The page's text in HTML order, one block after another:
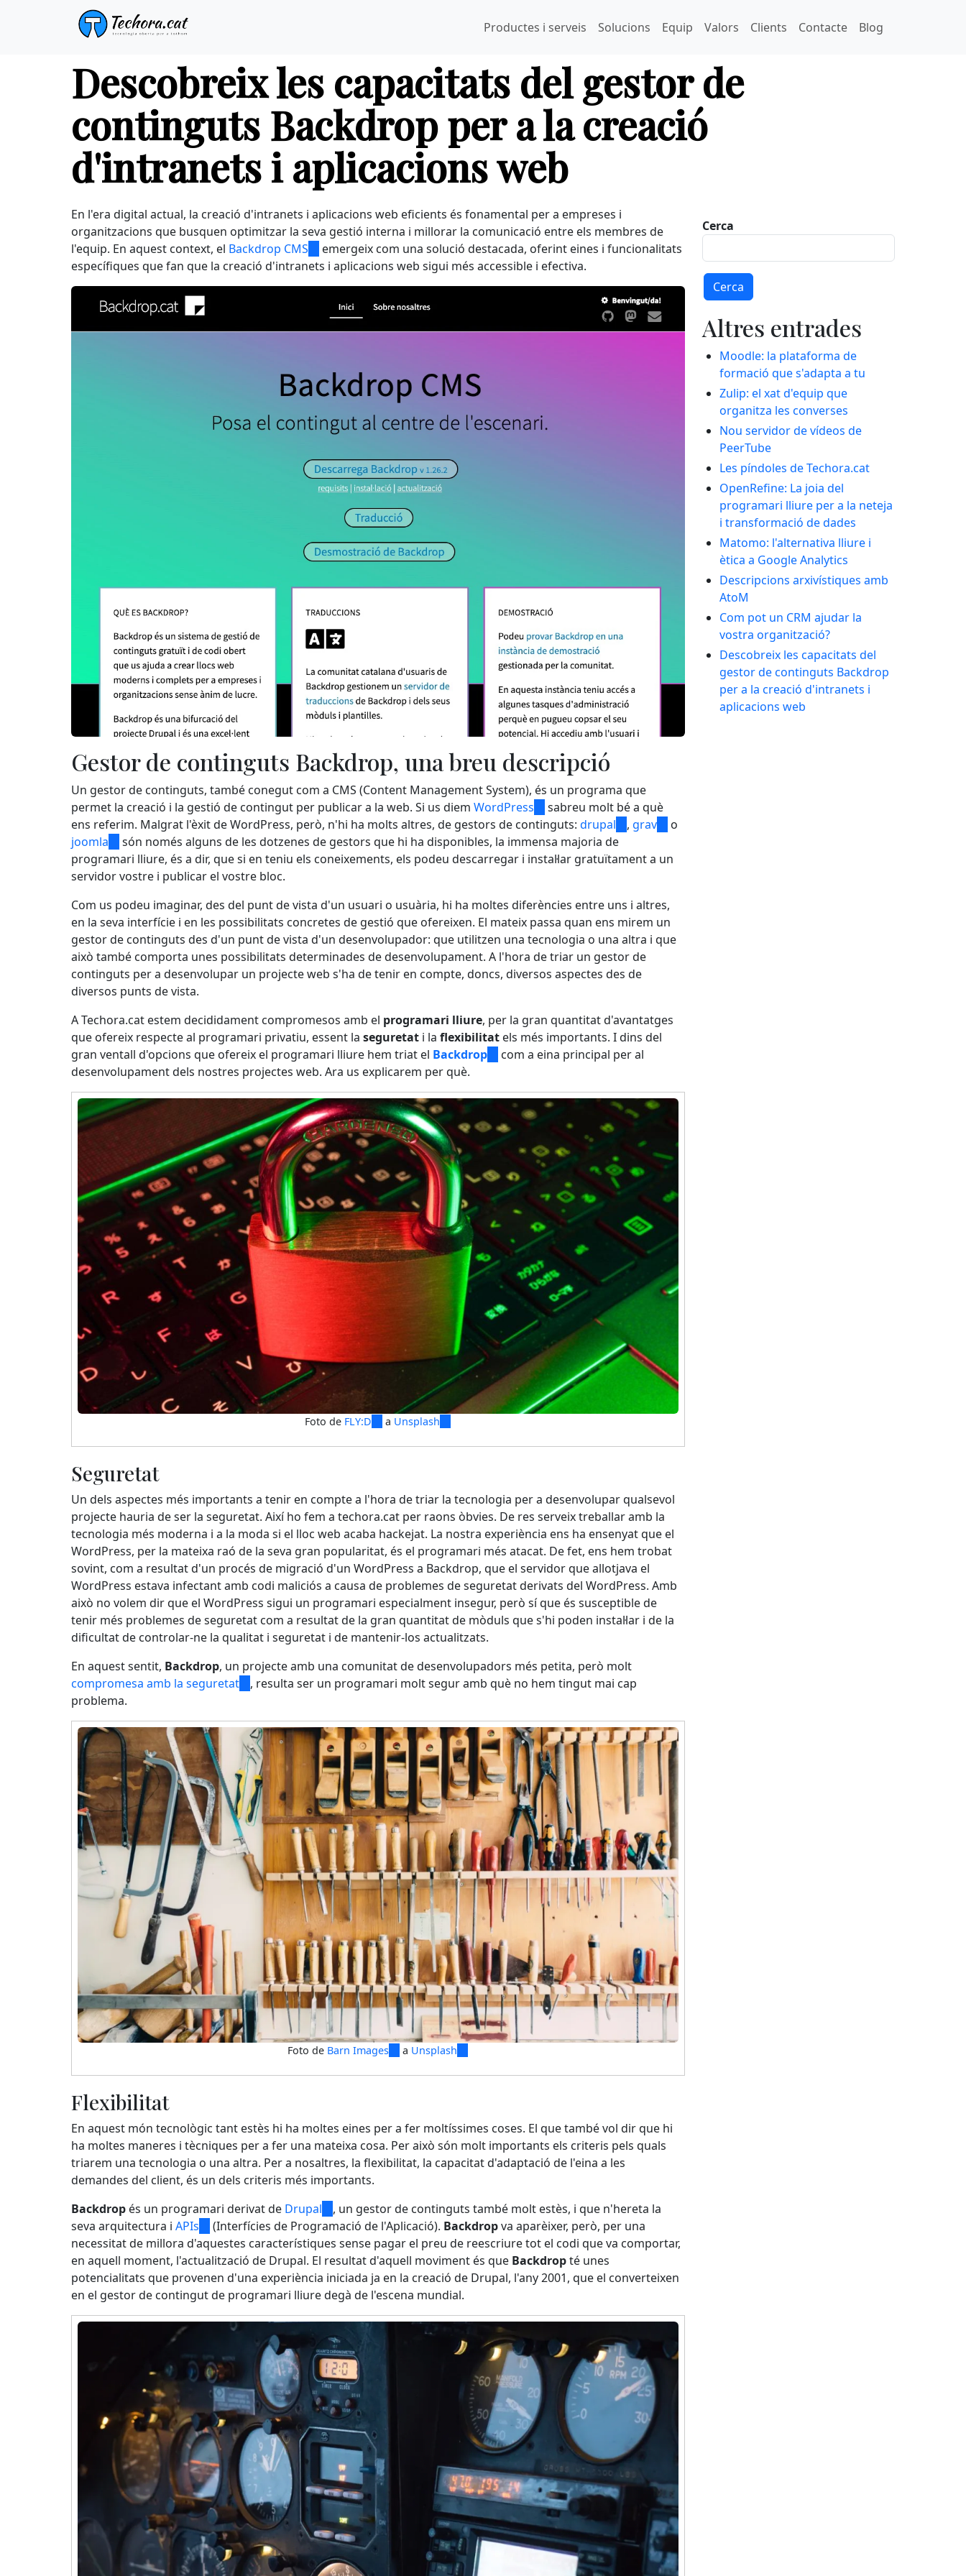
Productes i serveis Solucions Equip Valors Clients Contacte Blog
Descobreix les capacitats del gestor de
continguts Backdrop per a la creació
d'intranets i aplicacions web
En l'era digital actual, la creació d'intranets i aplicacions web eficients és fonamental per a empreses i
organitzacions que busquen optimitzar la seva gestió interna i millorar la comunicació entre els membres de
l'equip. En aquest context, el Backdrop CMS (link
is
external)
emergeix com una solució destacada, oferint eines i funcionalitats
específiques que fan que la creació d'intranets i aplicacions web sigui més accessible i efectiva.
Gestor de continguts Backdrop, una breu descripció
Un gestor de continguts, també conegut com a CMS (Content Management System), és un programa que
permet la creació i la gestió de contingut per publicar a la web. Si us diem WordPress (link
is
external)
sabreu molt bé a què
ens referim. Malgrat l'èxit de WordPress, però, n'hi ha molts altres, de gestors de continguts: drupal (link
is
external)
, grav (link
external)
o
joomla (link
is
external)
són només alguns de les dotzenes de gestors que hi ha disponibles, la immensa majoria de
programari lliure, és a dir, que si en teniu els coneixements, els podeu descarregar i instal·lar gratuïtament a un
servidor vostre i publicar el vostre bloc.
Com us podeu imaginar, des del punt de vista d'un usuari o usuària, hi ha moltes diferències entre uns i altres,
en la seva interfície i en les possibilitats concretes de gestió que ofereixen. El mateix passa quan ens mirem un
gestor de continguts des d'un punt de vista d'un desenvolupador: que utilitzen una tecnologia o una altra i que
això també comporta unes possibilitats determinades de desenvolupament. A l'hora de triar un gestor de
continguts per a desenvolupar un projecte web s'ha de tenir en compte, doncs, diversos aspectes des de
diversos punts de vista.
A Techora.cat estem decididament compromesos amb el programari lliure, per la gran quantitat d'avantatges
que ofereix respecte al programari privatiu, essent la seguretat i la flexibilitat els més importants. I dins del
gran ventall d'opcions que ofereix el programari lliure hem triat el Backdrop (link
external)
com a eina principal per al
desenvolupament dels nostres projectes web. Ara us explicarem per què.
Foto de FLY:D (link
a Unsplash
Seguretat
Un dels aspectes més importants a tenir en compte a l'hora de triar la tecnologia per a desenvolupar qualsevol
projecte hauria de ser la seguretat. Així ho fem a techora.cat per raons òbvies. De res serveix treballar amb la
tecnologia més moderna i a la moda si el lloc web acaba hackejat. La nostra experiència ens ha ensenyat que el
WordPress, per la mateixa raó de la seva gran popularitat, és el programari més atacat. De fet, ens hem trobat
sovint, com a resultat d'un procés de migració d'un WordPress a Backdrop, que el servidor que allotjava el
WordPress estava infectant amb codi maliciós a causa de problemes de seguretat derivats del WordPress. Amb
això no volem dir que el WordPress sigui un programari especialment insegur, però sí que és susceptible de
tenir més problemes de seguretat com a resultat de la gran quantitat de mòduls que s'hi poden instal·lar i de la
dificultat de controlar-ne la qualitat i seguretat i de mantenir-los actualitzats.
En aquest sentit, Backdrop, un projecte amb una comunitat de desenvolupadors més petita, però molt
compromesa amb la seguretat (link
external)
, resulta ser un programari molt segur amb què no hem tingut mai cap
problema.
Foto de Barn Images (link
a Unsplash
Flexibilitat
En aquest món tecnològic tant estès hi ha moltes eines per a fer moltíssimes coses. El que també vol dir que hi
ha moltes maneres i tècniques per a fer una mateixa cosa. Per això són molt importants els criteris pels quals
triarem una tecnologia o una altra. Per a nosaltres, la flexibilitat, la capacitat d'adaptació de l'eina a les
demandes del client, és un dels criteris més importants.
Backdrop és un programari derivat de Drupal (link
is
external)
, un gestor de continguts també molt estès, i que n'hereta la
seva arquitectura i APIs (link
is
external)
(Interfícies de Programació de l'Aplicació). Backdropva aparèixer, però, per una
necessitat de millora d'aquestes característiques sense pagar el preu de reescriure tot el codi que va comportar,
en aquell moment, l'actualització de Drupal. El resultat d'aquell moviment és que Backdropté unes
potencialitats que provenen d'una experiència iniciada ja en la creació de Drupal, l'any 2001, que el converteixen
en el gestor de contingut de programari lliure degà de l'escena mundial.
Cerca
Altres entrades
Moodle: la plataforma de
formació que s'adapta a tu
Zulip: el xat d'equip que
organitza les converses
Nou servidor de vídeos de
PeerTube
Les píndoles de Techora.cat
OpenRefine: La joia del
programari lliure per a la neteja
i transformació de dades
Matomo: l'alternativa lliure i
ètica a Google Analytics
Descripcions arxivístiques amb
AtoM
Com pot un CRM ajudar la
vostra organització?
Descobreix les capacitats del
gestor de continguts Backdrop
per a la creació d'intranets i
aplicacions web
Panell de gestió de galetes